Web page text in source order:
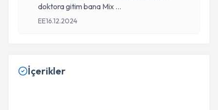
doktora gitim bana Mix ...
EE16.12.2024
İçerikler